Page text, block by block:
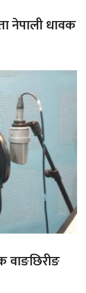
नेपाली धावक
वाङछिरीङ